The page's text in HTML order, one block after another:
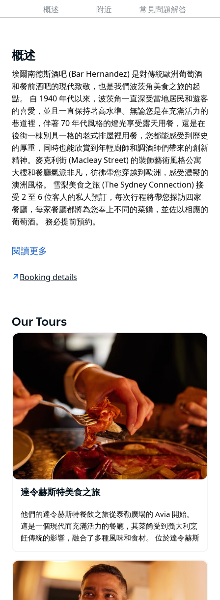
概述 附近 常見問題解答
概述
埃爾南德斯酒吧 (Bar Hernandez) 是對傳統歐洲葡萄酒
和餐前酒吧的現代致敬，也是我們波茨角美食之旅的起
點。 自 1940 年代以來，波茨角一直深受當地居民和遊客
的喜愛，並且一直保持著高水準。無論您是在充滿活力的
巷道裡，伴著 70 年代風格的燈光享受露天用餐，還是在
後街一棟別具一格的老式排屋裡用餐，您都能感受到歷史
的厚重，同時也能欣賞到年輕廚師和調酒師們帶來的創新
精神。麥克利街 (Macleay Street) 的裝飾藝術風格公寓
大樓和餐廳氣派非凡，彷彿帶您穿越到歐洲，感受濃鬱的
澳洲風格。 雪梨美食之旅 (The Sydney Connection) 接
受 2 至 6 位客人的私人預訂，每次行程將帶您探訪四家
餐廳，每家餐廳都將為您奉上不同的菜餚，並佐以相應的
葡萄酒。 務必提前預約。
和餐前酒吧的現代致敬，也是我們波茨角美食之旅的起
點。
自 1940 年代以來，波茨角一直深受當地居民和遊客的喜
重，同時也能欣賞到年輕廚師和調酒師們帶來的創新精
神。麥克利街 (Macleay Street) 的裝飾藝術風格公寓大
樓和餐廳氣派非凡，彷彿帶您穿越到歐洲，感受濃鬱的澳
雪梨美食之旅 (The Sydney Connection) 接受 2 至 6 位
客人的私人預訂，每次行程將帶您探訪四家餐廳，每家餐
廳都將為您奉上不同的菜餚，並佐以相應的葡萄酒。
務必提前預約。
閱讀更多
Booking details
Our Tours
達令赫斯特美食之旅
他們的達令赫斯特餐飲之旅從泰勒廣場的 Avia 開始。
這是一個現代而充滿活力的餐廳，其菜餚受到義大利烹
飪傳統的影響，融合了多種風味和食材。 位於達令赫斯
受到這個夜生活區的凝聚力…